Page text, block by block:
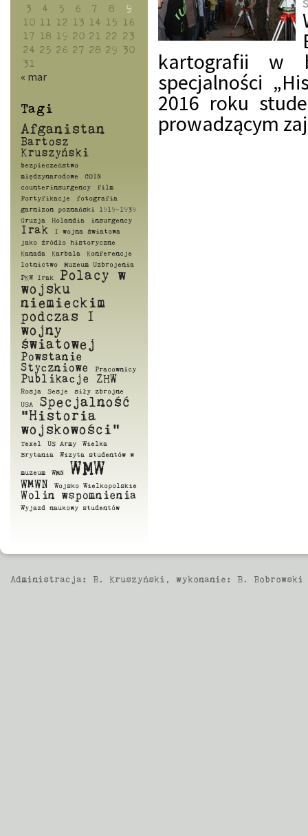
3
4 5 6 7 8
9
10 11 12 13 14 15
16
17
18 19 20 21 22 23
24 25 26 27 28 29 30
31
« mar
Tagi
Afganistan
Bartosz
Kruszyński
bezpieczeństwo
międzynarodowe
COIN
counterinsurgency
film
Fortyfikacje
fotografia
garnizon poznański 1919-1939
Gruzja
Holandia insurgency
Irak
I wojna światowa
jako źródło historyczne
Kanada
Karbala
Konferencje
lotnictwo
Muzeum Uzbrojenia
PKW Irak
Polacy w
wojsku
niemieckim
podczas I
wojny
światowej
Powstanie
Styczniowe
Pracownicy
Publikacje ZHW
Rosja Sesje
siły zbrojne
USA
Specjalność
"Historia
wojskowości"
Texel US Army
Wielka
Brytania
Wizyta studentów w
muzeum WMN WMW
WMWN Wojsko Wielkopolskie
Wolin wspomnienia
Wyjazd naukowy studentów
kartografii w
specjalności
2016 roku
prowadzącym
Administracja: B. Kruszyński , wykonanie: B. Bobrowski